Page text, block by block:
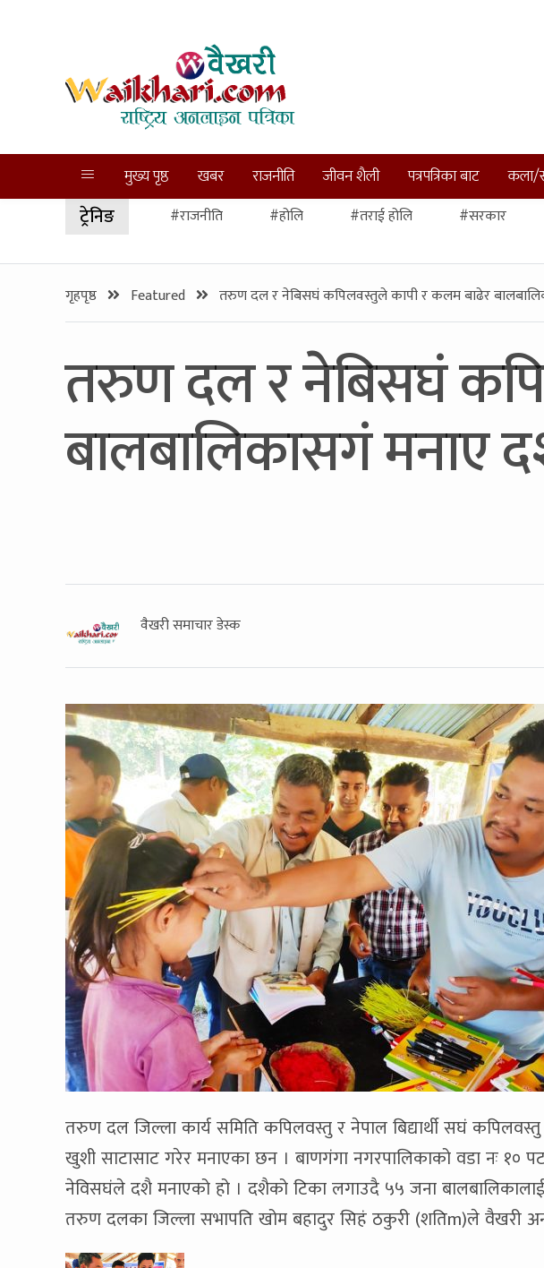
मुख्य पृष्ठ खबर राजनीति जीवन शैली पत्रपत्रिका बाट कला/
ट्रेनिङ #राजनीति #होलि #तराई होलि #सरकार
गृहपृष्ठ Featured तरुण दल र नेबिसघं कपिलवस्तुले कापी र कलम बाढेर
तरुण दल र नेबिसघं
बालबालिकासगं मनाए
वैखरी समाचार डेस्क
तरुण दल जिल्ला कार्य समिति कपिलवस्तु र नेपाल बिद्यार्थी सघं
खुशी साटासाट गरेर मनाएका छन । बाणगंगा नगरपालिकाको वडा नः १०
नेविसघंले दशै मनाएको हो । दशैको टिका लगाउदै ५५ जना
तरुण दलका जिल्ला सभापति खोम बहादुर सिहं ठकुरी (शतिm)ले वैखरी